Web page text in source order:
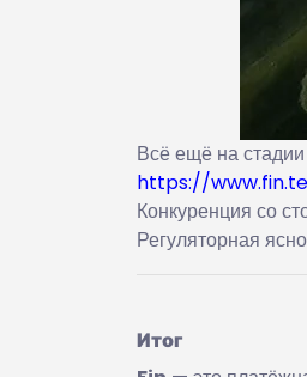
Всё ещё на стадии
https://
Конкуренция со
Регуляторная
Итог